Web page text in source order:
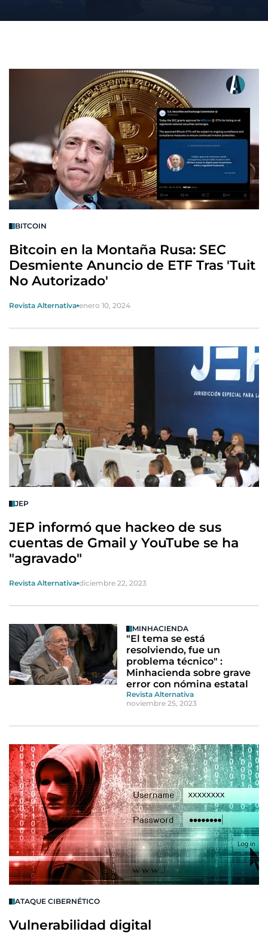
BITCOIN
Bitcoin en la Montaña Rusa: SEC
Desmiente Anuncio de ETF Tras 'Tuit
No Autorizado'
Revista Alternativa enero 10, 2024
JEP
JEP informó que hackeo de sus
cuentas de Gmail y YouTube se ha
"agravado"
Revista Alternativa diciembre 22, 2023
MINHACIENDA
"El tema se está
resolviendo, fue un
problema técnico" :
Minhacienda sobre grave
error con nómina estatal
Revista Alternativa
noviembre 25, 2023
ATAQUE CIBERNÉTICO
Vulnerabilidad digital